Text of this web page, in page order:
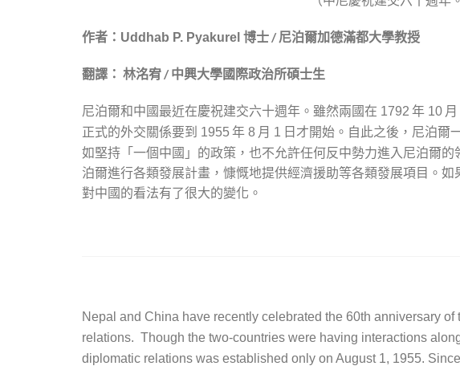
作者： Uddhab P. Pyakurel 博士 / 尼泊爾加德滿都大學教授
翻譯： 林洺宥 / 中興大學國際政治所碩士生
尼泊爾和中國最近在慶祝建交六十週年。雖然兩國在 1792 年 10 月
正式的外交關係要到 1955年 8 月 1 日才開始。自此之後，尼泊爾
如堅持「一個中國」的政策，也不允許任何反中勢力進入尼泊爾
泊爾進行各類發展計畫，慷慨地提供經濟援助等各類發展項目。
對中國的看法有了很大的變化。
Nepal and China have recently celebrated the 60th anniversary
relations. Though the two-countries were having interactions
diplomatic relations was established only on August 1, 1955.